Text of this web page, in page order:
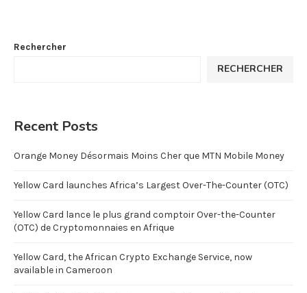
Rechercher
RECHERCHER
Recent Posts
Orange Money Désormais Moins Cher que MTN Mobile Money
Yellow Card launches Africa’s Largest Over-The-Counter (OTC)
Yellow Card lance le plus grand comptoir Over-the-Counter
(OTC) de Cryptomonnaies en Afrique
Yellow Card, the African Crypto Exchange Service, now
available in Cameroon